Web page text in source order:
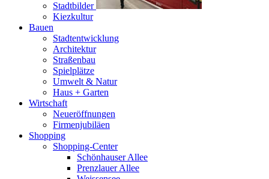
Stadtbilder
Kiezkultur
Bauen
Stadtentwicklung
Architektur
Straßenbau
Spielplätze
Umwelt & Natur
Haus + Garten
Wirtschaft
Neueröffnungen
Firmenjubiläen
Shopping
Shopping-Center
Schönhauser Allee
Prenzlauer Allee